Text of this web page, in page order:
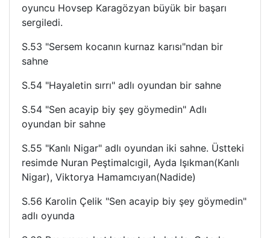
oyuncu Hovsep Karagözyan büyük bir başarı
sergiledi.
S.53 "Sersem kocanın kurnaz karısı"ndan bir
sahne
S.54 "Hayaletin sırrı" adlı oyundan bir sahne
S.54 "Sen acayip biy şey göymedin" Adlı
oyundan bir sahne
S.55 "Kanlı Nigar" adlı oyundan iki sahne. Üstteki
resimde Nuran Peştimalcıgil, Ayda Işıkman(Kanlı
Nigar), Viktorya Hamamcıyan(Nadide)
S.56 Karolin Çelik "Sen acayip biy şey göymedin"
adlı oyunda